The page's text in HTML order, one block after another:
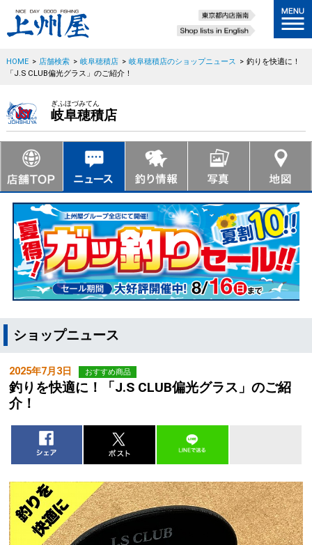
HOME > 店舗検索 > 岐阜穂積店 > 岐阜穂積店のショップニュース > 釣りを快適に！
「J.S CLUB偏光グラス」のご紹介！
ぎふほづみてん
岐阜穂積店
ショップニュース
2025年7月3日 おすすめ商品
釣りを快適に！「J.S CLUB偏光グラス」のご紹
介！